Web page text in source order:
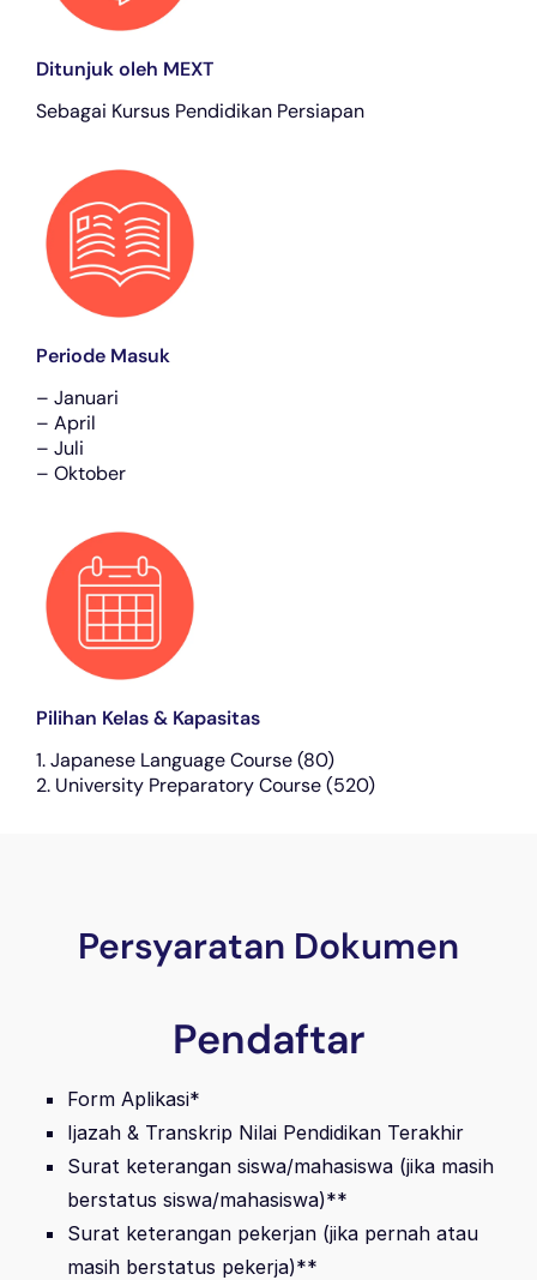
Ditunjuk oleh MEXT
Sebagai Kursus Pendidikan Persiapan
Periode Masuk
– Januari
– April
– Juli
– Oktober
Pilihan Kelas & Kapasitas
1. Japanese Language Course (80)
2. University Preparatory Course (520)
Persyaratan Dokumen
Pendaftar
Form Aplikasi*
Ijazah & Transkrip Nilai Pendidikan Terakhir
Surat keterangan siswa/mahasiswa (jika masih
berstatus siswa/mahasiswa)**
Surat keterangan pekerjan (jika pernah atau
masih berstatus pekerja)**